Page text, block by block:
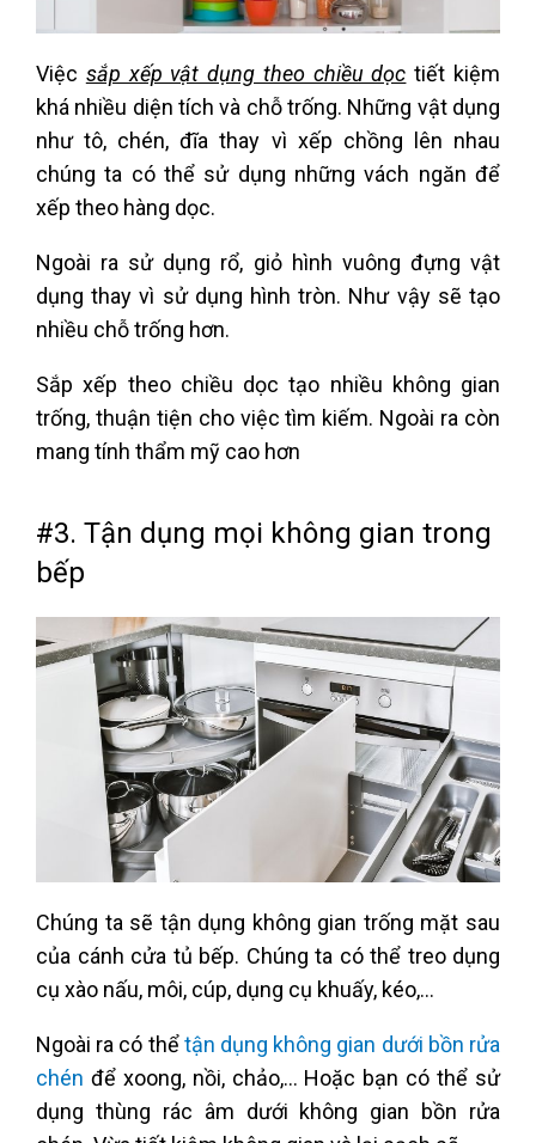
Việc sắp xếp vật dụng theo chiều dọc tiết kiệm
khá nhiều diện tích và chỗ trống. Những vật dụng
như tô, chén, đĩa thay vì xếp chồng lên nhau
chúng ta có thể sử dụng những vách ngăn để
xếp theo hàng dọc.
Ngoài ra sử dụng rổ, giỏ hình vuông đựng vật
dụng thay vì sử dụng hình tròn. Như vậy sẽ tạo
nhiều chỗ trống hơn.
Sắp xếp theo chiều dọc tạo nhiều không gian
trống, thuận tiện cho việc tìm kiếm. Ngoài ra còn
mang tính thẩm mỹ cao hơn
#3. Tận dụng mọi không gian trong
bếp
Chúng ta sẽ tận dụng không gian trống mặt sau
của cánh cửa tủ bếp. Chúng ta có thể treo dụng
cụ xào nấu, môi, cúp, dụng cụ khuấy, kéo,…
Ngoài ra có thểtận dụng không gian dưới bồn rửa
chén để xoong, nồi, chảo,… Hoặc bạn có thể sử
dụng thùng rác âm dưới không gian bồn rửa